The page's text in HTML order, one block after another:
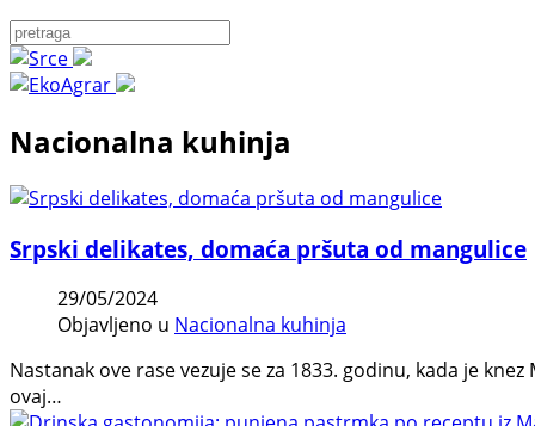
Nacionalna kuhinja
Srpski delikates, domaća pršuta od mangulice
29/05/2024
Objavljeno u Nacionalna kuhinja
Nastanak ove rase vezuje se za 1833. godinu, kada je
ovaj…